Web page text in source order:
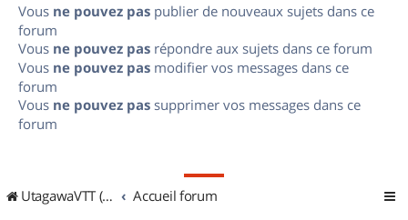
Vous ne pouvez pas publier de nouveaux sujets dans ce
forum
Vous ne pouvez pas répondre aux sujets dans ce forum
Vous ne pouvez pas modifier vos messages dans ce
forum
Vous ne pouvez pas supprimer vos messages dans ce
forum
UtagawaVTT (Randos VTT et VTTAE avec traces GPS) Accueil forum